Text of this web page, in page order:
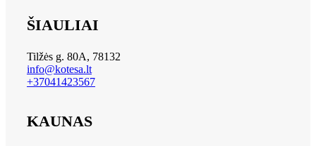
ŠIAULIAI
Tilžės g. 80A, 78132
info@kotesa.lt
+37041423567
KAUNAS